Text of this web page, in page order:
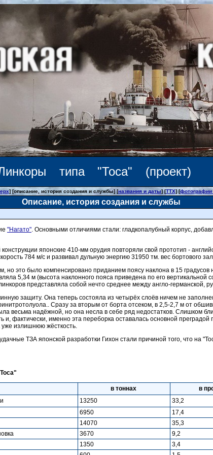
типа "Тоса" (проект)
] [описание, история создания и службы] [названия и даты] [ТТХ] [фотографии
Описание, история создания и службы
"Нагато". Основными отличиями стали: гладкопалубный корпус,
японские 410-мм орудия повторяли свой прототип -
784 м/с и развивал дульную энергию 31950 тм. вес бортового
это было компенсировано приданием поясу наклона в 15 градусов
5,34 м (высота наклонного пояса приведена по его вертикальной
представляла собой нечто среднее между англо-германской,
защиту. Она теперь состояла из четырёх слоёв ничем не
Сразу за вторым от борта отсеком, в 2,5-2,7 м от
весьма надёжной, но она несла в себе ряд недостатков. Слишком
фактически, именно эта переборка оставалась основной
уже излишнюю жёсткость.
ТЗА японской разработки Гихон стали причиной того, что на
в тоннах
в
13250
33,2
6950
17,4
14070
35,3
3670
9,2
1350
3,4